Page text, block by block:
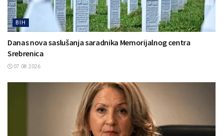
BIH
Danas nova saslušanja saradnika Memorijalnog centra
Srebrenica
07.08.2026.